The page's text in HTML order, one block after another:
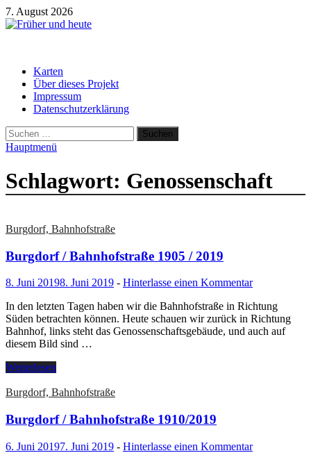
Zum
Inhalt
7. August 2026
Karten
Über dieses Projekt
Impressum
Datenschutzerklärung
Suchen
nach:
Hauptmenü
Schlagwort: Genossenschaft
Burgdorf, Bahnhofstraße
Burgdorf / Bahnhofstraße 1905 / 2019
8. Juni 20198. Juni 2019 - Hinterlasse einen Kommentar
In den letzten Tagen haben wir die Bahnhofstraße in Richtung
Süden betrachten können. Heute schauen wir zurück in Richtung
Bahnhof, links steht das Genossenschaftsgebäude, und auch auf
diesem Bild sind …
Weiterlesen
Burgdorf, Bahnhofstraße
Burgdorf / Bahnhofstraße 1910/2019
6. Juni 20197. Juni 2019 - Hinterlasse einen Kommentar